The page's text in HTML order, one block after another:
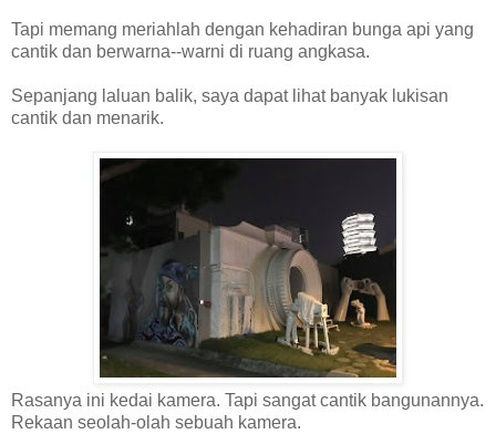
Tapi memang meriahlah dengan kehadiran bunga api yang
cantik dan berwarna--warni di ruang angkasa.
Sepanjang laluan balik, saya dapat lihat banyak lukisan
cantik dan menarik.
Rasanya ini kedai kamera. Tapi sangat cantik bangunannya.
Rekaan seolah-olah sebuah kamera.